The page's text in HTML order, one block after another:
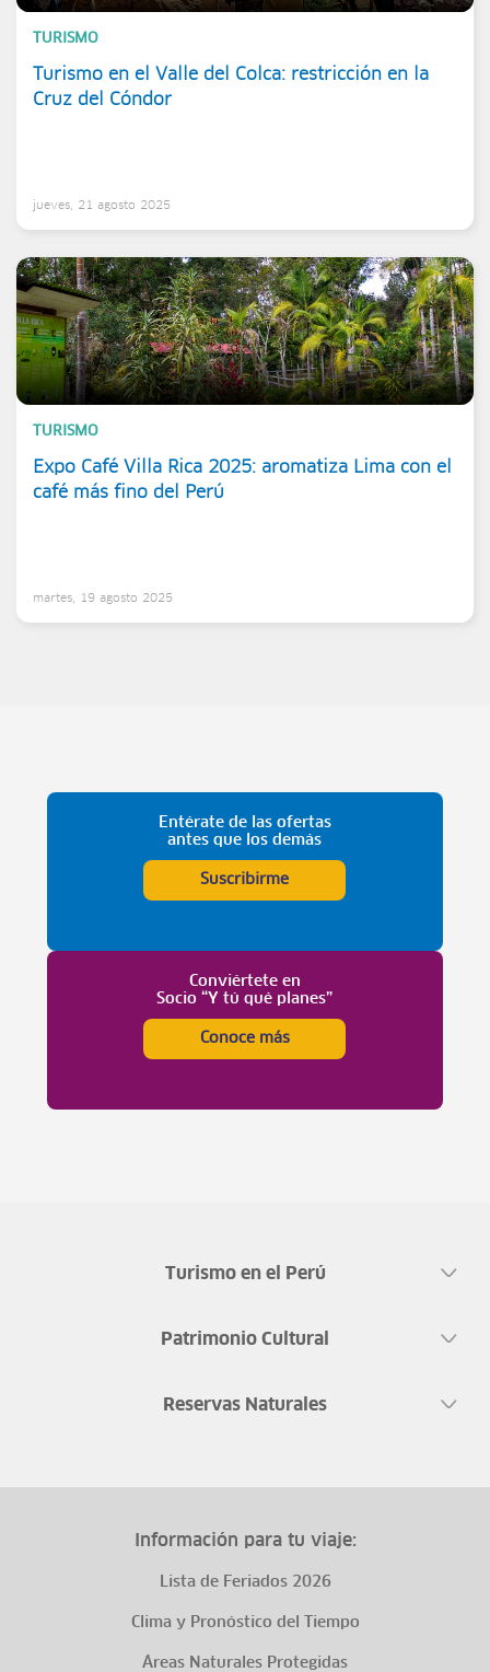
TURISMO
Turismo en el Valle del Colca: restricción en la
Cruz del Cóndor
jueves, 21 agosto 2025
TURISMO
Expo Café Villa Rica 2025: aromatiza Lima con el
café más fino del Perú
martes, 19 agosto 2025
Entérate de las ofertas
antes que los demás
Suscribirme
Conviértete en
Socio “Y tú qué planes”
Conoce más
Turismo en el Perú
Patrimonio Cultural
Reservas Naturales
Información para tu viaje:
Lista de Feriados 2026
Clima y Pronóstico del Tiempo
Áreas Naturales Protegidas